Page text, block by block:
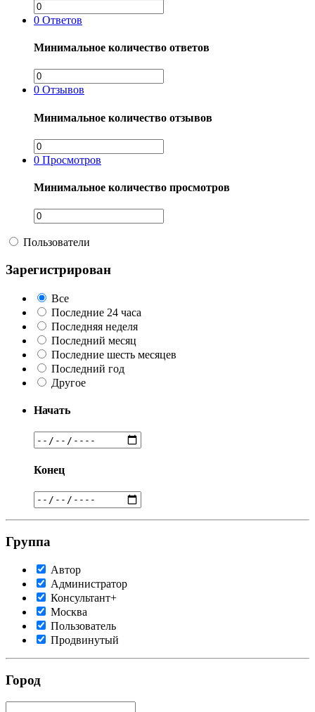
0 Ответов
Минимальное количество ответов
0 Отзывов
Минимальное количество отзывов
0 Просмотров
Минимальное количество просмотров
Пользователи
Зарегистрирован
Все
Последние 24 часа
Последняя неделя
Последний месяц
Последние шесть месяцев
Последний год
Другое
Начать
Конец
Группа
Автор
Администратор
Консультант+
Москва
Пользователь
Продвинутый
Город